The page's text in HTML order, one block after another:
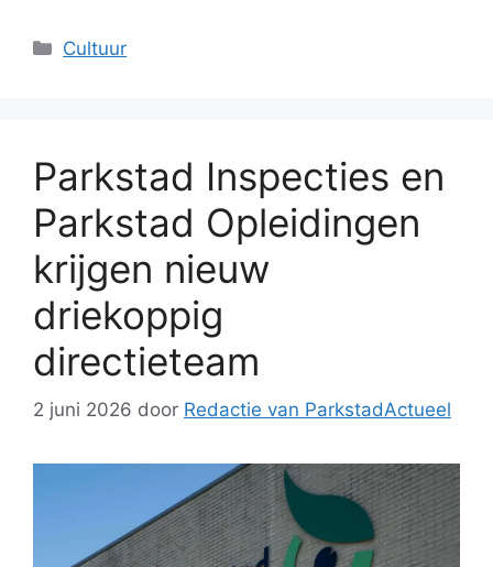
Categorieën
Cultuur
Parkstad Inspecties en
Parkstad Opleidingen
krijgen nieuw
driekoppig
directieteam
2 juni 2026 door Redactie van ParkstadActueel